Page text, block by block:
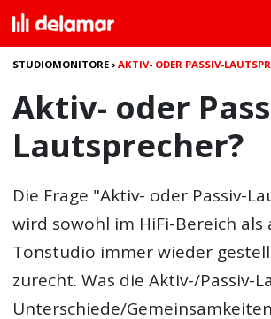
STUDIOMONITORE ›AKTIV- ODER PASSIV-
Aktiv- oder
Lautsprecher?
Die Frage "Aktiv- oder Passiv-
wird sowohl im HiFi-Bereich als
Tonstudio immer wieder
zurecht. Was die Aktiv-/Passiv-
Unterschiede/